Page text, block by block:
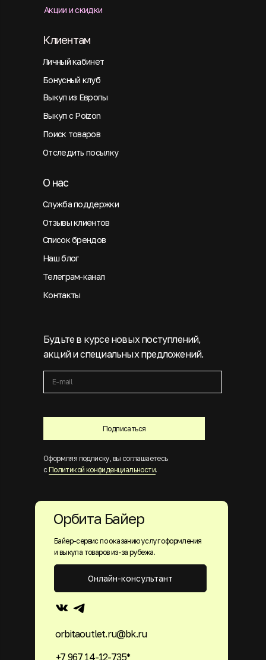
Подписаться
Будьте в курсе новых поступлений,
акций и специальных предложений.
Оформляя подписку, вы соглашаетесь
с Политикой конфиденциальности.
Акции и скидки
Личный кабинет
Клиентам
Бонусный клуб
Выкуп из Европы
Выкуп с Poizon
Поиск товаров
Отследить посылку
Служба поддержки
О нас
Отзывы клиентов
Список брендов
Наш блог
Телеграм-канал
Контакты
Байер-сервис по оказанию услуг оформления
и выкупа товаров из-за рубежа.
+7 967 14-12-735*
orbitaoutlet.ru@bk.ru
Онлайн-консультант
Орбита Байер